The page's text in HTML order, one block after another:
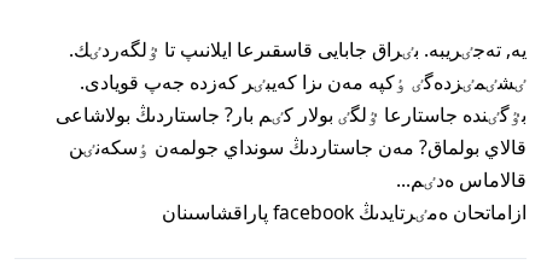
يە, تەجٸريبە. بٸراق جابايى قاسقىرعا ايلانىپ تا ٷلگەردٸك.
ٸشٸمٸزدەگٸ ٶكپە مەن ىزا كەيبٸر كەزدە جەپ قويادى.
بٷگٸندە جاستارعا ٷلگٸ بولار كٸم بار? جاستاردىڭ بولاشاعى
قالاي بولماق? مەن جاستاردىڭ سونداي جولمەن ٶسكەنٸن
قالاماس ەدٸم...
ازاماتحان ەمٸرتايدىڭ facebook پاراقشاسىنان